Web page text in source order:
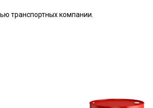
транспортных компании.